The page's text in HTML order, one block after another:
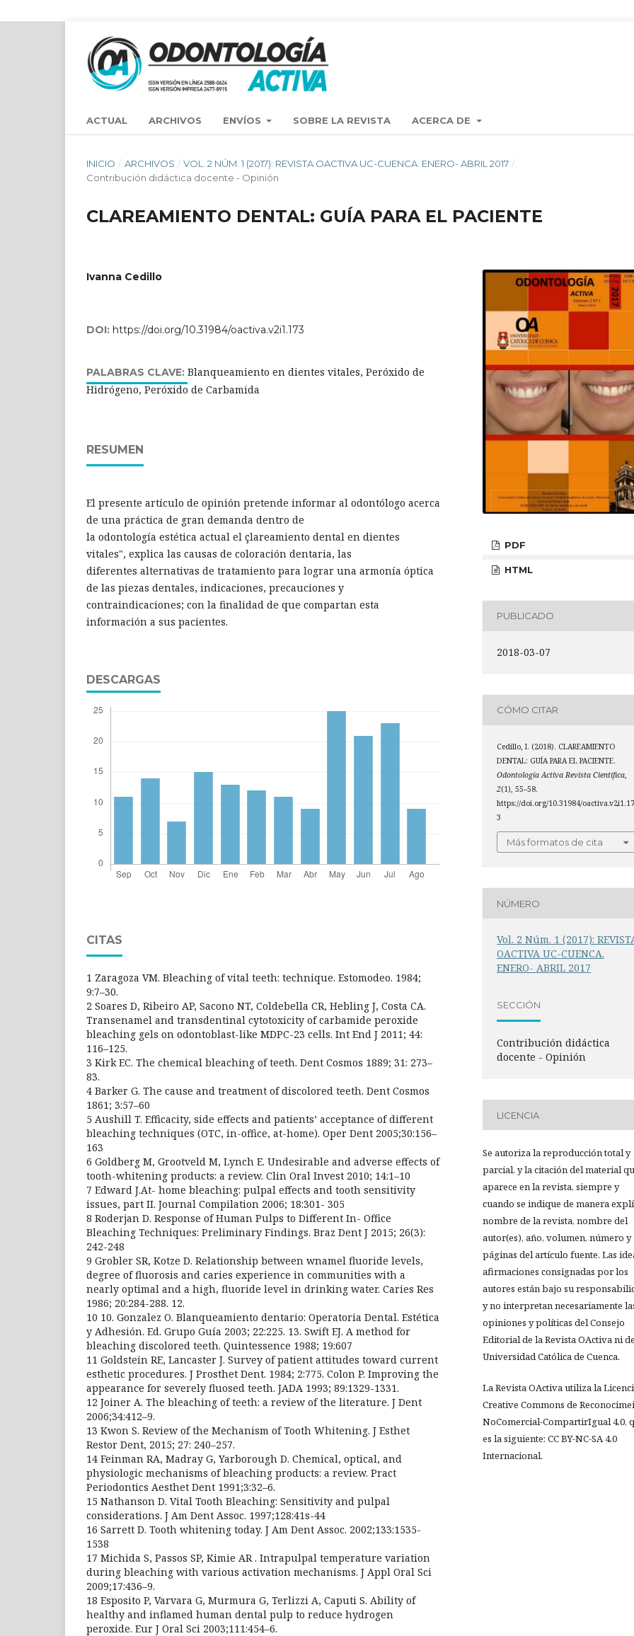
ACTUAL ARCHIVOS ENVÍOS SOBRE LA REVISTA ACERCA DE
INICIO / ARCHIVOS / VOL. 2 NÚM. 1 (2017): REVISTA OACTIVA UC-CUENCA. ENERO- ABRIL 2017 /
Contribución didáctica docente - Opinión
CLAREAMIENTO DENTAL: GUÍA PARA EL PACIENTE
Ivanna Cedillo
DOI: https://doi.org/10.31984/oactiva.v2i1.173
PALABRAS CLAVE: Blanqueamiento en dientes vitales, Peróxido de
Hidrógeno, Peróxido de Carbamida
RESUMEN
El presente artículo de opinión pretende informar al odontólogo acerca
de una práctica de gran demanda dentro de
la odontología estética actual el çlareamiento dental en dientes
vitales", explica las causas de coloración dentaria, las
diferentes alternativas de tratamiento para lograr una armonía óptica
de las piezas dentales, indicaciones, precauciones y
contraindicaciones; con la finalidad de que compartan esta
información a sus pacientes.
DESCARGAS
CITAS
1 Zaragoza VM. Bleaching of vital teeth: technique. Estomodeo. 1984;
9:7–30.
2 Soares D, Ribeiro AP, Sacono NT, Coldebella CR, Hebling J, Costa CA.
Transenamel and transdentinal cytotoxicity of carbamide peroxide
bleaching gels on odontoblast-like MDPC-23 cells. Int End J 2011; 44:
116–125.
3 Kirk EC. The chemical bleaching of teeth. Dent Cosmos 1889; 31: 273–
83.
4 Barker G. The cause and treatment of discolored teeth. Dent Cosmos
1861; 3:57–60
5 Aushill T. Efficacity, side effects and patients’ acceptance of different
bleaching techniques (OTC, in-office, at-home). Oper Dent 2005;30:156–
163
6 Goldberg M, Grootveld M, Lynch E. Undesirable and adverse effects of
tooth-whitening products: a review. Clin Oral Invest 2010; 14:1–10
7 Edward J.At- home bleaching: pulpal effects and tooth sensitivity
issues, part II. Journal Compilation 2006; 18:301- 305
8 Roderjan D. Response of Human Pulps to Different In- Office
Bleaching Techniques: Preliminary Findings. Braz Dent J 2015; 26(3):
242-248
9 Grobler SR, Kotze D. Relationship between wnamel fluoride levels,
degree of fluorosis and caries experience in communities with a
nearly optimal and a high, fluoride level in drinking water. Caries Res
1986; 20:284-288. 12.
10 10. Gonzalez O. Blanqueamiento dentario: Operatoria Dental. Estética
y Adhesión. Ed. Grupo Guía 2003; 22:225. 13. Swift EJ. A method for
bleaching discolored teeth. Quintessence 1988; 19:607
11 Goldstein RE, Lancaster J. Survey of patient attitudes toward current
esthetic procedures. J Prosthet Dent. 1984; 2:775. Colon P. Improving the
appearance for severely fluosed teeth. JADA 1993; 89:1329-1331.
12 Joiner A. The bleaching of teeth: a review of the literature. J Dent
2006;34:412–9.
13 Kwon S. Review of the Mechanism of Tooth Whitening. J Esthet
Restor Dent, 2015; 27: 240–257.
14 Feinman RA, Madray G, Yarborough D. Chemical, optical, and
physiologic mechanisms of bleaching products: a review. Pract
Periodontics Aesthet Dent 1991;3:32–6.
15 Nathanson D. Vital Tooth Bleaching: Sensitivity and pulpal
considerations. J Am Dent Assoc. 1997;128:41s-44
16 Sarrett D. Tooth whitening today. J Am Dent Assoc. 2002;133:1535-
1538
17 Michida S, Passos SP, Kimie AR . Intrapulpal temperature variation
during bleaching with various activation mechanisms. J Appl Oral Sci
2009;17:436–9.
18 Esposito P, Varvara G, Murmura G, Terlizzi A, Caputi S. Ability of
healthy and inflamed human dental pulp to reduce hydrogen
peroxide. Eur J Oral Sci 2003;111:454–6.
PDF
HTML
PUBLICADO
2018-03-07
CÓMO CITAR
Cedillo, I. (2018). CLAREAMIENTO
DENTAL: GUÍA PARA EL PACIENTE.
Odontología Activa Revista Científica,
2(1), 55–58.
https://doi.org/10.31984/
3
Más formatos de cita
NÚMERO
Vol. 2 Núm. 1 (2017):
OACTIVA UC-CUENCA.
ENERO- ABRIL 2017
SECCIÓN
Contribución didáctica
docente - Opinión
LICENCIA
Se autoriza la reproducción total y
parcial, y la citación del material
aparece en la revista, siempre y
cuando se indique de manera
nombre de la revista, nombre del
autor(es), año, volumen, número y
páginas del artículo fuente. Las
afirmaciones consignadas por los
autores están bajo su
y no interpretan necesariamente
opiniones y políticas del Consejo
Editorial de la Revista OActiva ni
Universidad Católica de Cuenca.
La Revista OActiva utiliza la
Creative Commons de
NoComercial-CompartirIgual 4.0,
es la siguiente: CC BY-NC-SA 4.0
Internacional.